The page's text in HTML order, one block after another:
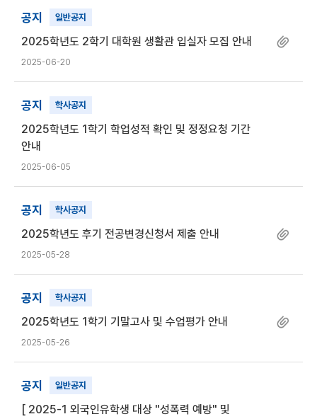
공지 일반공지
2025학년도 2학기 대학원 생활관 입실자 모집 안내
2025-06-20
공지 학사공지
2025학년도 1학기 학업성적 확인 및 정정요청 기간
안내
2025-06-05
공지 학사공지
2025학년도 후기 전공변경신청서 제출 안내
2025-05-28
공지 학사공지
2025학년도 1학기 기말고사 및 수업평가 안내
2025-05-26
공지 일반공지
[ 2025-1 외국인유학생 대상 "성폭력 예방" 및